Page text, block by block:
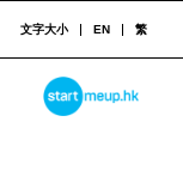
STARTMEUPHK
文字大小 EN 繁